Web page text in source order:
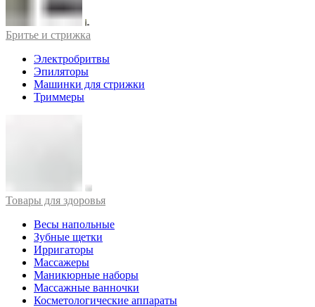
Бритье и стрижка
Электробритвы
Эпиляторы
Машинки для стрижки
Триммеры
Товары для здоровья
Весы напольные
Зубные щетки
Ирригаторы
Массажеры
Маникюрные наборы
Массажные ванночки
Косметологические аппараты